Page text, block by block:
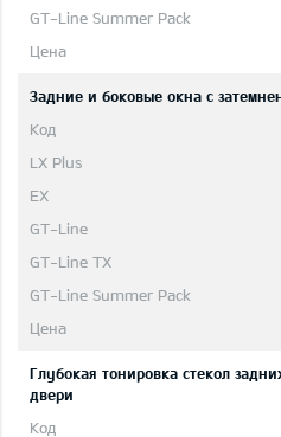
Задние и боковые окна с
Глубокая тонировка стекол
двери